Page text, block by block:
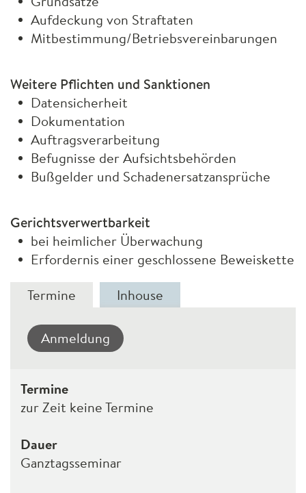
Aufdeckung von Straftaten
Mitbestimmung/Betriebsvereinbarungen
Weitere Pflichten und Sanktionen
Datensicherheit
Dokumentation
Auftragsverarbeitung
Befugnisse der Aufsichtsbehörden
Bußgelder und Schadenersatzansprüche
Gerichtsverwertbarkeit
bei heimlicher Überwachung
Erfordernis einer geschlossene Beweiskette
Termine
Inhouse
Anmeldung
Termine
zur Zeit keine Termine
Dauer
Ganztagsseminar